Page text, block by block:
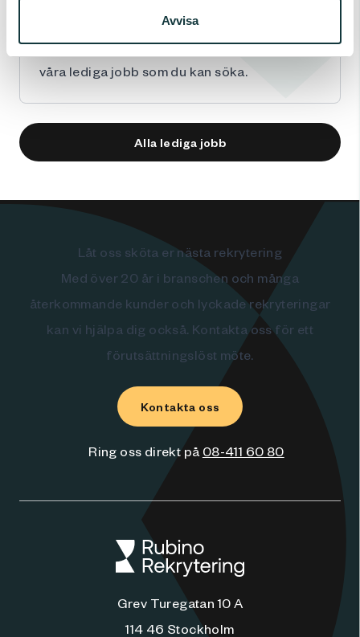
Avvisa
Din karriär börjar hos oss!
Vi har många intressanta tjänster ute under
våra lediga jobb som du kan söka.
Alla lediga jobb
Låt oss sköta er nästa rekrytering
Med över 20 år i branschen och många
återkommande kunder och lyckade rekryteringar
kan vi hjälpa dig också. Kontakta oss för ett
förutsättningslöst möte.
Kontakta oss
Ring oss direkt på 08-411 60 80
Grev Turegatan 10 A
114 46 Stockholm